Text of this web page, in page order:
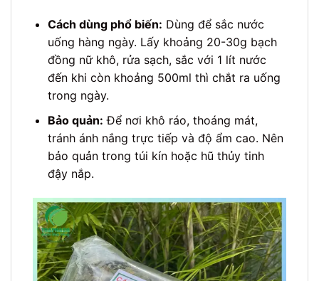
Cách dùng phổ biến: Dùng để sắc nước
uống hàng ngày. Lấy khoảng 20-30g bạch
đồng nữ khô, rửa sạch, sắc với 1 lít nước
đến khi còn khoảng 500ml thì chắt ra uống
trong ngày.
Bảo quản: Để nơi khô ráo, thoáng mát,
tránh ánh nắng trực tiếp và độ ẩm cao. Nên
bảo quản trong túi kín hoặc hũ thủy tinh
đậy nắp.